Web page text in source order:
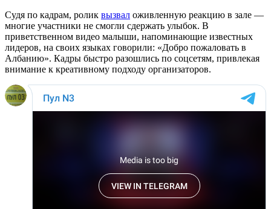
Судя по кадрам, ролик вызвал оживленную реакцию в зале —
многие участники не смогли сдержать улыбок. В
приветственном видео малыши, напоминающие известных
лидеров, на своих языках говорили: «Добро пожаловать в
Албанию». Кадры быстро разошлись по соцсетям, привлекая
внимание к креативному подходу организаторов.